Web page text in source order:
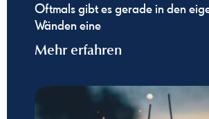
Oftmals gibt es gerade in den
Wänden eine
Mehr erfahren